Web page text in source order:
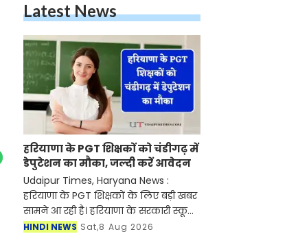
Latest News
हरियाणा के PGT शिक्षकों को चंडीगढ़ में
डेपुटेशन का मौका, जल्दी करें आवेदन
Udaipur Times, Haryana News :
हरियाणा के PGT शिक्षकों के लिए बड़ी खबर
सामने आ रही है। हरियाणा के सरकारी स्कूलों
में कार्यरत पीजीटी (लेक्चरर) शिक्षकों के
HINDI NEWS Sat,8 Aug 2026